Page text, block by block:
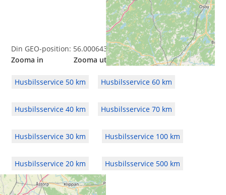
Din GEO-position: 56.00064366641081,13.630622643516517
Zooma in Zooma ut
Husbilsservice 50 km Husbilsservice 60 km
Husbilsservice 40 km Husbilsservice 70 km
Husbilsservice 30 km Husbilsservice 100 km
Husbilsservice 20 km Husbilsservice 500 km